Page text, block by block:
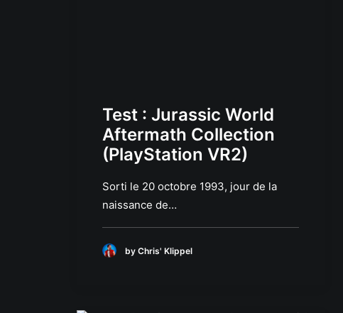
Test : Jurassic World
Aftermath Collection
(PlayStation VR2)
Sorti le 20 octobre 1993, jour de la
naissance de…
by Chris' Klippel